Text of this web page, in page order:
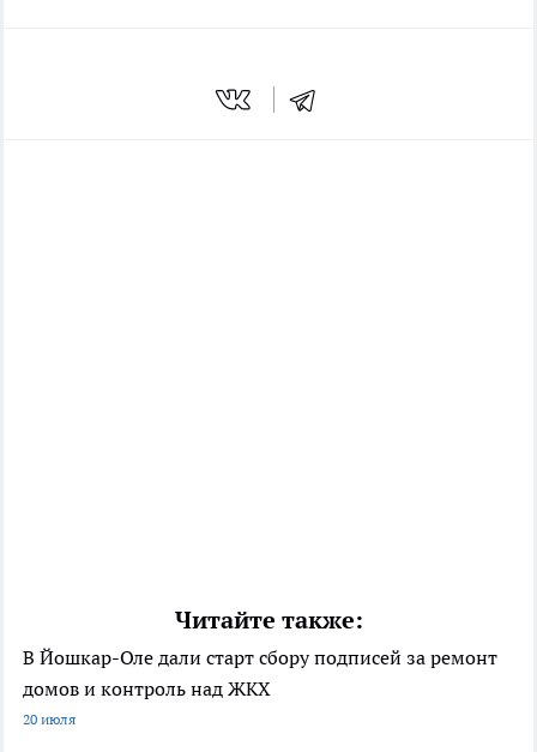
Читайте также:
В Йошкар-Оле дали старт сбору подписей за ремонт
домов и контроль над ЖКХ
20 июля